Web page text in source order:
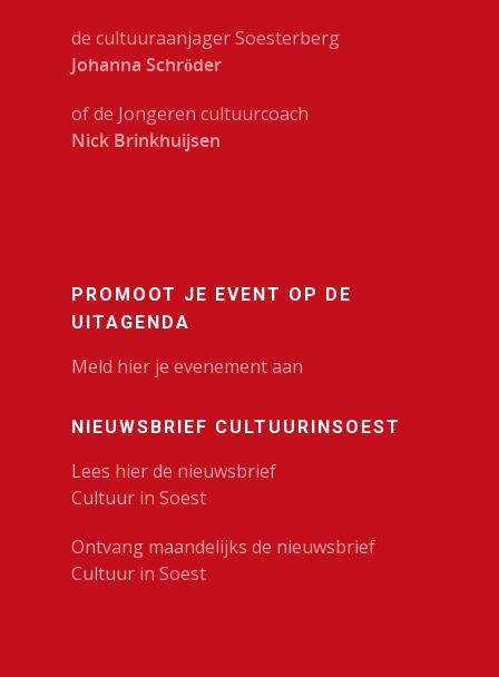
de cultuuraanjager Soesterberg
Johanna Schröder
of de Jongeren cultuurcoach
Nick Brinkhuijsen
PROMOOT JE EVENT OP DE
UITAGENDA
Meld hier je evenement aan
NIEUWSBRIEF CULTUURINSOEST
Lees hier de nieuwsbrief
Cultuur in Soest
Ontvang maandelijks de nieuwsbrief
Cultuur in Soest